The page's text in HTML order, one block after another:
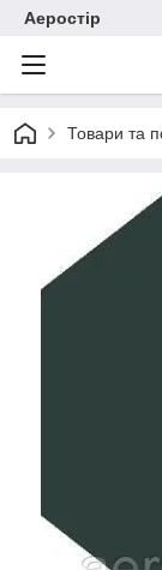
Аеростір
Товари та